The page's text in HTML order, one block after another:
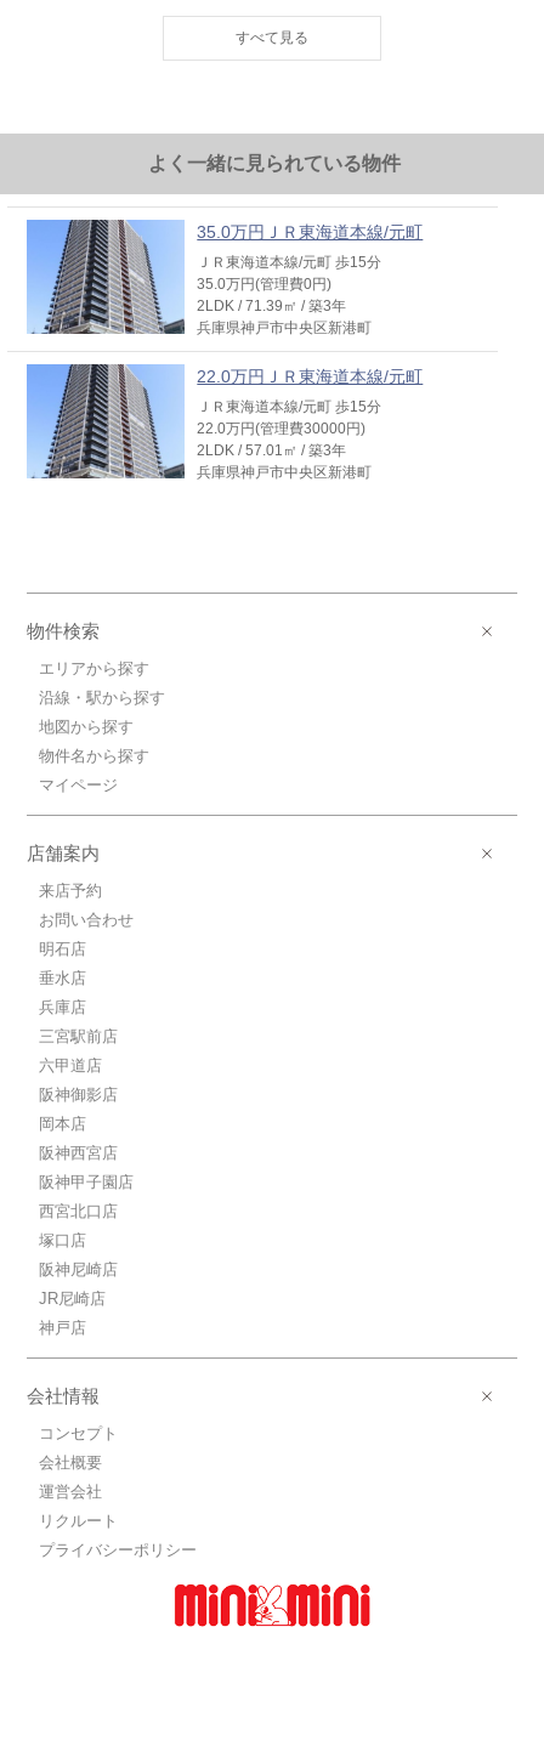
ＪＲ東海道本線/元町 歩15分
29.8万円(管理費30000円)
22.0万円ＪＲ東海道本線/元町
2LDK / 57.01㎡ / 築3年
兵庫県神戸市中央区新港町
28.5万円ＪＲ東海道本線/元町
ＪＲ東海道本線/元町 歩15分
2LDK / 57.23㎡ / 築3年
兵庫県神戸市中央区新港町
よく一緒に見られている物件
35.0万円ＪＲ東海道本線/元町
ＪＲ東海道本線/元町 歩15分
35.0万円(管理費0円)
2LDK / 71.39㎡ / 築3年
兵庫県神戸市中央区新港町
22.0万円ＪＲ東海道本線/元町
ＪＲ東海道本線/元町 歩15分
22.0万円(管理費30000円)
2LDK / 57.01㎡ / 築3年
兵庫県神戸市中央区新港町
物件検索
エリアから探す
沿線・駅から探す
地図から探す
物件名から探す
マイページ
店舗案内
来店予約
お問い合わせ
明石店
垂水店
兵庫店
三宮駅前店
六甲道店
阪神御影店
岡本店
阪神西宮店
阪神甲子園店
西宮北口店
塚口店
阪神尼崎店
JR尼崎店
神戸店
会社情報
コンセプト
会社概要
運営会社
リクルート
プライバシーポリシー